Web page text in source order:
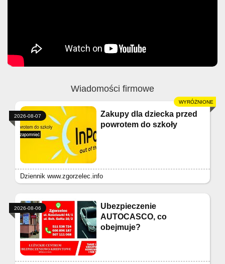
Wiadomości firmowe
Zakupy dla dziecka przed
powrotem do szkoły
Dziennik www.zgorzelec.info
2026-08-07
Ubezpieczenie
AUTOCASCO, co
obejmuje?
2026-08-06